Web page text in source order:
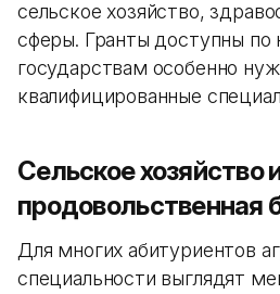
сельское хозяйство,
сферы. Гранты доступны по
государствам особенно
квалифицированные
Сельское хозяйство
продовольственная
Для многих абитуриентов
специальности выглядят